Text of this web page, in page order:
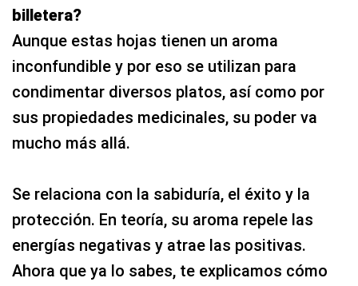
billetera?
Aunque estas hojas tienen un aroma
inconfundible y por eso se utilizan para
condimentar diversos platos, así como por
sus propiedades medicinales, su poder va
mucho más allá.
Se relaciona con la sabiduría, el éxito y la
protección. En teoría, su aroma repele las
energías negativas y atrae las positivas.
Ahora que ya lo sabes, te explicamos cómo